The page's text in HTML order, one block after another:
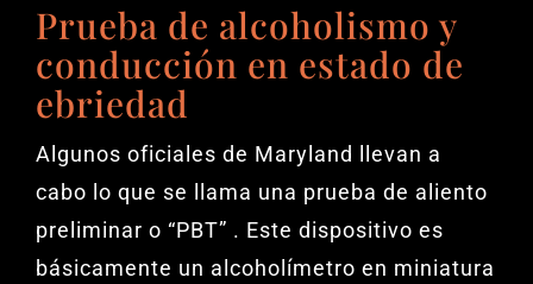
Prueba de alcoholismo y
conducción en estado de
ebriedad
Algunos oficiales de Maryland llevan a
cabo lo que se llama una prueba de aliento
preliminar o “PBT” . Este dispositivo es
básicamente un alcoholímetro en miniatura